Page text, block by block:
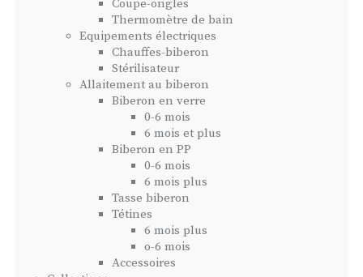
Coupe-ongles
Thermomètre de bain
Equipements électriques
Chauffes-biberon
Stérilisateur
Allaitement au biberon
Biberon en verre
0-6 mois
6 mois et plus
Biberon en PP
0-6 mois
6 mois plus
Tasse biberon
Tétines
6 mois plus
o-6 mois
Accessoires